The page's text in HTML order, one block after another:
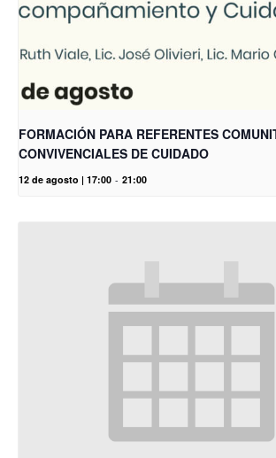
FORMACIÓN PARA REFERENTES
CONVIVENCIALES DE CUIDADO
12 de agosto | 17:00 - 21:00